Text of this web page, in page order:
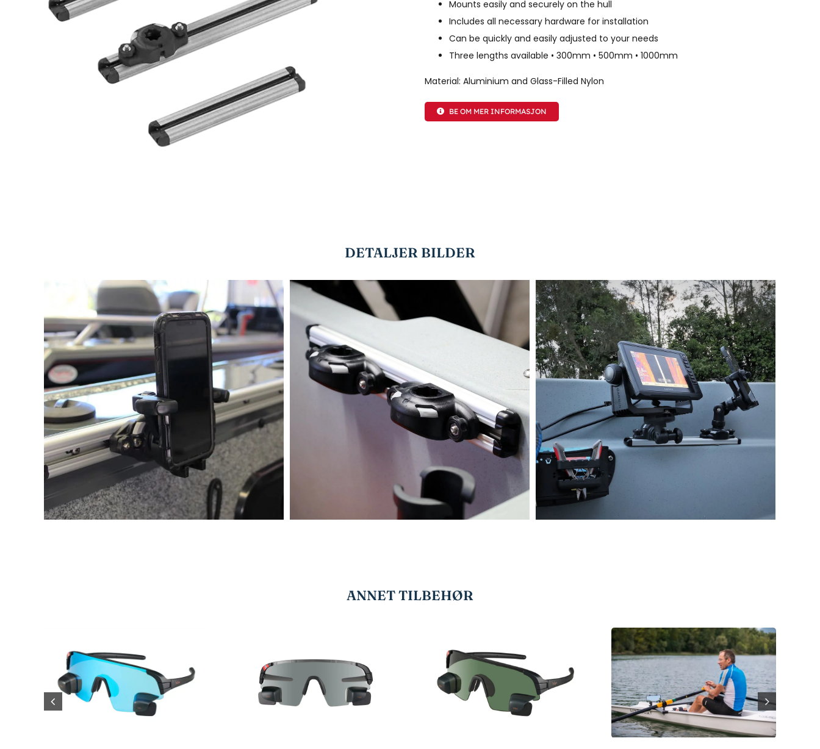
Mounts easily and securely on the hull
Includes all necessary hardware for installation
Can be quickly and easily adjusted to your needs
Three lengths available • 300mm • 500mm • 1000mm
Material: Aluminium and Glass-Filled Nylon
BE OM MER INFORMASJON
DETALJER BILDER
ANNET TILBEHØR